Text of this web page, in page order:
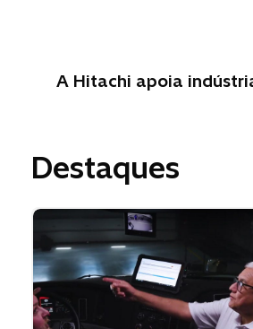
A Hitachi apoia
Destaques